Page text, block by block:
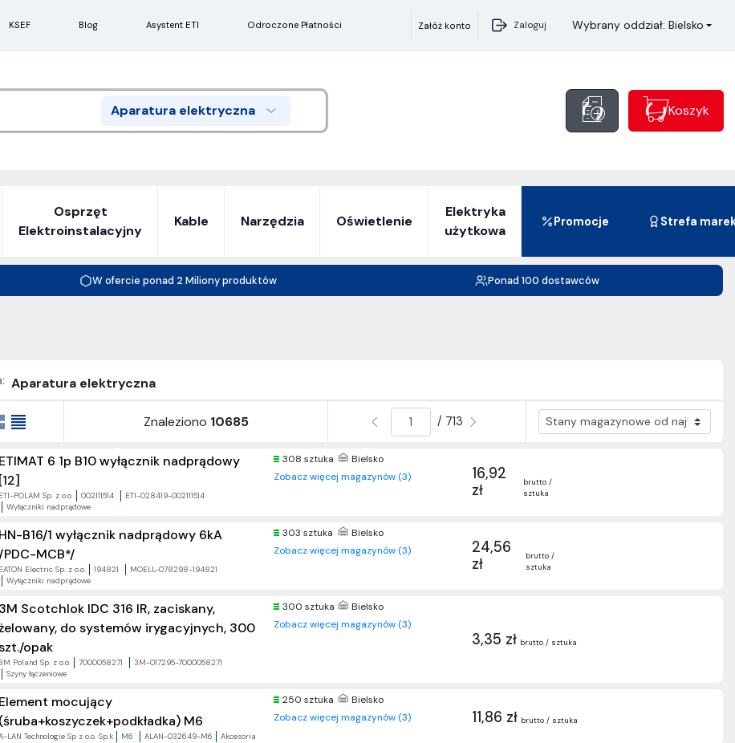
KSEF Blog Asystent ETI Odroczone Płatności Załóż konto Zaloguj Wybrany oddział: Bielsko
Aparatura elektryczna
Search Koszyk
Osprzęt
Elektroinstalacyjny
Kable Narzędzia Oświetlenie
Elektryka
użytkowa
Promocje Strefa
W ofercie ponad 2 Miliony produktów Ponad 100 dostawców
Aparatura elektryczna
Znaleziono 10685 / 713
ETIMAT 6 1p B10 wyłącznik nadprądowy
[12]
ETI-POLAM Sp. z o.o. 002111514
ETI-028419-002111514
Wyłączniki nadprądowe
308 sztuka
Bielsko
Zobacz więcej magazynów (3)
16,92
zł
brutto /
sztuka
HN-B16/1 wyłącznik nadprądowy 6kA
MCB*/
EATON Electric Sp. z o.o. 194821
MOELL-078298-194821
Wyłączniki nadprądowe
303 sztuka
Bielsko
Zobacz więcej magazynów (3)
24,56
zł
brutto /
sztuka
3M Scotchlok IDC 316 IR, zaciskany,
do systemów irygacyjnych, 300
opak
Poland Sp. z o.o. 7000058271
3M-017295-7000058271
Szyny łączeniowe
300 sztuka
Bielsko
Zobacz więcej magazynów (3)
3,35 zł brutto / sztuka
Element mocujący
(śruba+koszyczek+podkładka) M6
LAN Technologie Sp z o.o. Sp.k M6 ALAN-032649-M6 Akcesoria
250 sztuka
Bielsko
Zobacz więcej magazynów (3)
11,86 zł brutto / sztuka